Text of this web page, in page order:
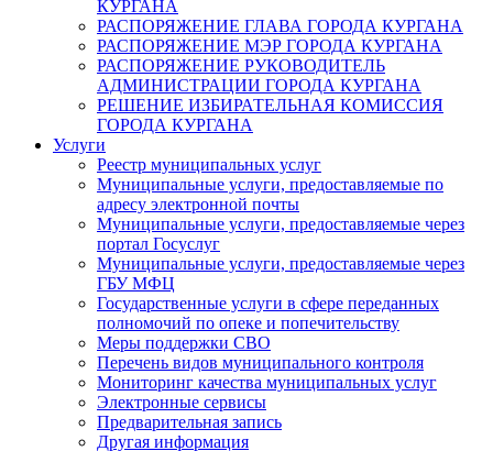
КУРГАНА
РАСПОРЯЖЕНИЕ ГЛАВА ГОРОДА КУРГАНА
РАСПОРЯЖЕНИЕ МЭР ГОРОДА КУРГАНА
РАСПОРЯЖЕНИЕ РУКОВОДИТЕЛЬ
АДМИНИСТРАЦИИ ГОРОДА КУРГАНА
РЕШЕНИЕ ИЗБИРАТЕЛЬНАЯ КОМИССИЯ
ГОРОДА КУРГАНА
Услуги
Реестр муниципальных услуг
Муниципальные услуги, предоставляемые по
адресу электронной почты
Муниципальные услуги, предоставляемые через
портал Госуслуг
Муниципальные услуги, предоставляемые через
ГБУ МФЦ
Государственные услуги в сфере переданных
полномочий по опеке и попечительству
Меры поддержки СВО
Перечень видов муниципального контроля
Мониторинг качества муниципальных услуг
Электронные сервисы
Предварительная запись
Другая информация